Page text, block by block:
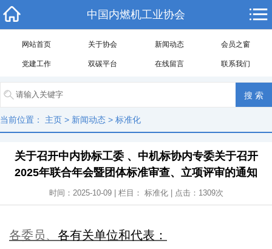
中国内燃机工业协会
网站首页 关于协会 新闻动态 会员之窗
党建工作 双碳平台 在线留言 联系我们
当前位置： 主页 > 新闻动态 > 标准化
关于召开中内协标工委 、中机标协内专委关于召开
2025年联合年会暨团体标准审查、立项评审的通知
时间：2025-10-09 | 栏目： 标准化| 点击： 1309次
各委员、 各有关单位和代表：